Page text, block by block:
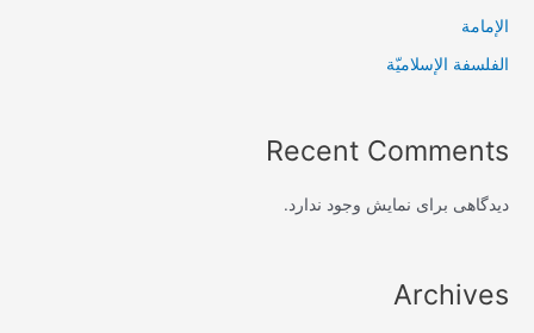
الإمامة
الفلسفة الإسلاميّة
Recent Comments
دیدگاهی برای نمایش وجود ندارد.
Archives